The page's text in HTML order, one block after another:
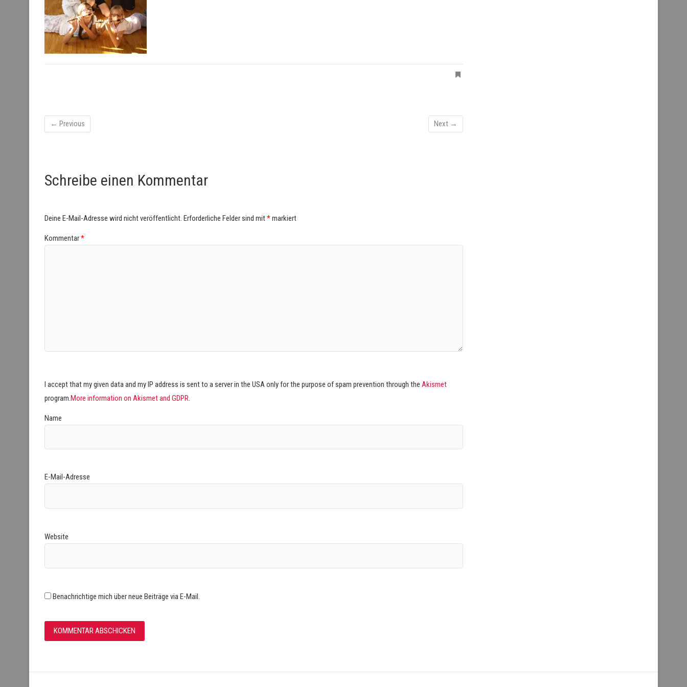
← Previous Next →
Schreibe einen Kommentar
Deine E-Mail-Adresse wird nicht veröffentlicht. Erforderliche Felder sind mit*markiert
Kommentar*
I accept that my given data and my IP address is sent to a server in the USA only for the purpose of spam prevention through the Akismet
program.More information on Akismet and GDPR.
Name
E-Mail-Adresse
Website
Benachrichtige mich über neue Beiträge via E-Mail.